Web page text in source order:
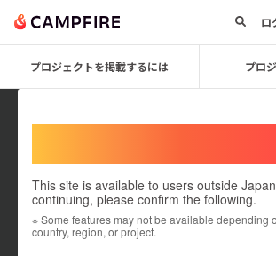
ロ
プロジェクトを掲載するには プロ
This site is available to users outside
continuing, please confirm the following.
※ Some features may not be available depending
country, region, or project.
everythingInc